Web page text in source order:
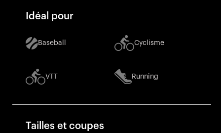
Idéal pour
Baseball Cyclisme
VTT Running
Tailles et coupes